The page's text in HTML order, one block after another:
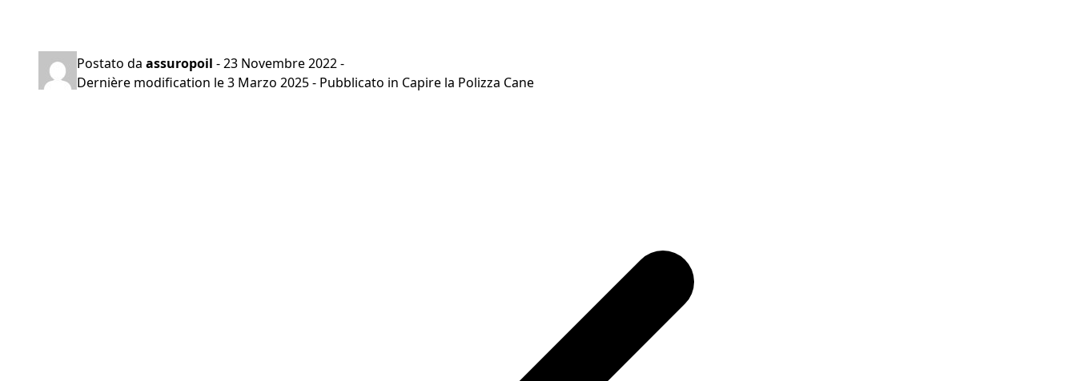
Postato da assuropoil -23 Novembre 2022-
Dernière modification le3 Marzo 2025- Pubblicato in Capire la Polizza Cane